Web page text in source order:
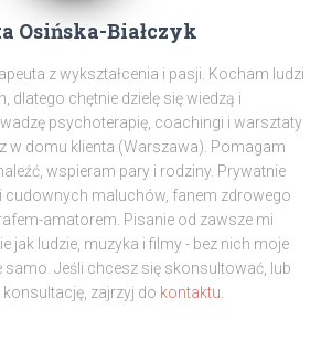
Osińska-Białczyk
z wykształcenia i pasji. Kocham ludzi
dlatego chętnie dzielę się wiedzą i
psychoterapię, coachingi i warsztaty
w domu klienta (Warszawa). Pomagam
wspieram pary i rodziny. Prywatnie
cudownych maluchów, fanem zdrowego
amatorem. Pisanie od zawsze mi
jak ludzie, muzyka i filmy - bez nich moje
samo. Jeśli chcesz się skonsultować, lub
zajrzyj do kontaktu.